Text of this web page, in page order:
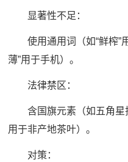
显著性不足：
使用通用词（如“鲜榨”
薄”用于手机）。
法律禁区：
含国旗元素（如五角星
用于非产地茶叶）。
对策：